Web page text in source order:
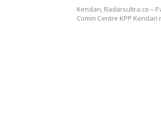
Kendari, Radarsultra.co –
Comm Centre KPP